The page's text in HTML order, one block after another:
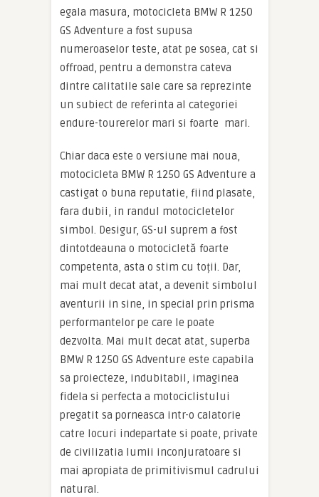
egala masura, motocicleta BMW R 1250
GS Adventure a fost supusa
numeroaselor teste, atat pe sosea, cat si
offroad, pentru a demonstra cateva
dintre calitatile sale care sa reprezinte
un subiect de referinta al categoriei
endure-tourerelor mari si foarte mari.
Chiar daca este o versiune mai noua,
motocicleta BMW R 1250 GS Adventure a
castigat o buna reputatie, fiind plasate,
fara dubii, in randul motocicletelor
simbol. Desigur, GS-ul suprem a fost
dintotdeauna o motocicletă foarte
competenta, asta o stim cu toții. Dar,
mai mult decat atat, a devenit simbolul
aventurii in sine, in special prin prisma
performantelor pe care le poate
dezvolta. Mai mult decat atat, superba
BMW R 1250 GS Adventure este capabila
sa proiecteze, indubitabil, imaginea
fidela si perfecta a motociclistului
pregatit sa porneasca intr-o calatorie
catre locuri indepartate si poate, private
de civilizatia lumii inconjuratoare si
mai apropiata de primitivismul cadrului
natural.